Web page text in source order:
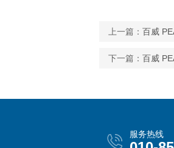
上一篇： 百威
下一篇： 百威
服务热线